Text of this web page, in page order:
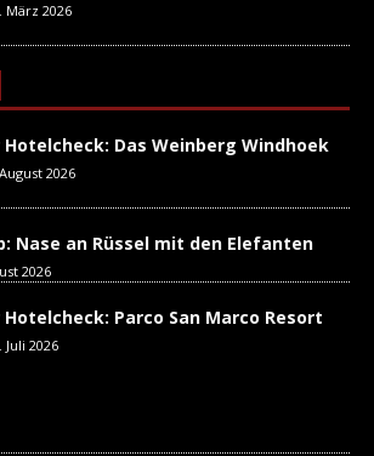
März 2026
Hotelcheck: Das Weinberg Windhoek
2026
Nase an Rüssel mit den Elefanten
2026
Hotelcheck: Parco San Marco Resort
Juli 2026